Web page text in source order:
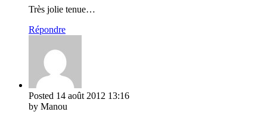
Très jolie tenue…
Répondre
Posted 14 août 2012 13:16
by Manou